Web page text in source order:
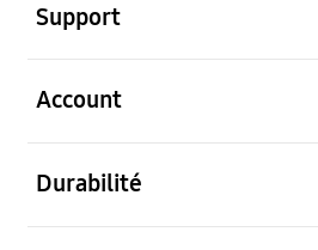
Support
Account
Durabilité